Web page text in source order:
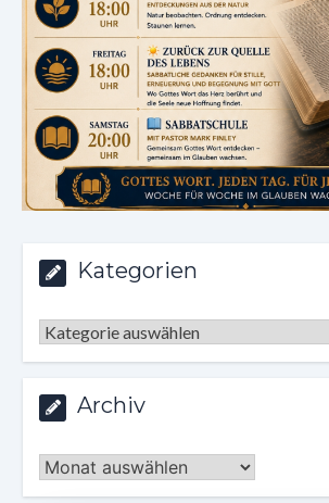
Kategorien
Kategorien
Archiv
Archiv